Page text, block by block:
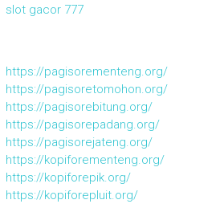
slot gacor 777
https://pagisorementeng.org/
https://pagisoretomohon.org/
https://pagisorebitung.org/
https://pagisorepadang.org/
https://pagisorejateng.org/
https://kopiforementeng.org/
https://kopiforepik.org/
https://kopiforepluit.org/